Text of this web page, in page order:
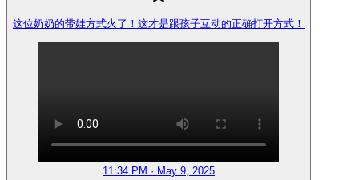
这位奶奶的带娃方式火了！这才是跟孩子互动的正确打开方式！
11:34 PM · May 9, 2025